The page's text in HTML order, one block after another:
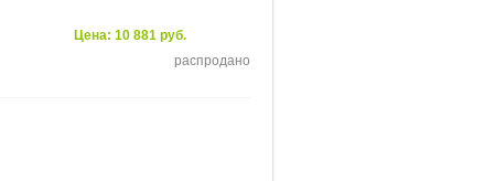
Цена: 10 881 руб.
распродано